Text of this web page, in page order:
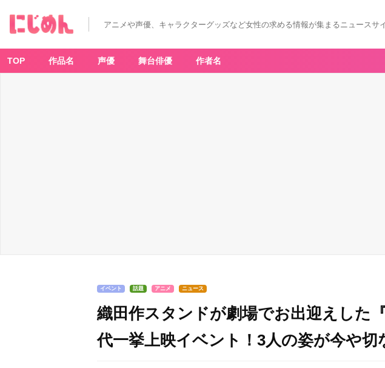
アニメや声優、キャラクターグッズなど女性の求める情報が集まるニュースサ
TOP 作品名 声優 舞台俳優 作者名
イベント 話題 アニメ ニュース
織田作スタンドが劇場でお出迎えした
代一挙上映イベント！3人の姿が今や切